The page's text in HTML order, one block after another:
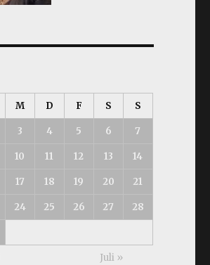
M D F S S
3 4 5 6 7
10 11 12 13 14
17 18 19 20 21
24 25 26 27 28
Juli »